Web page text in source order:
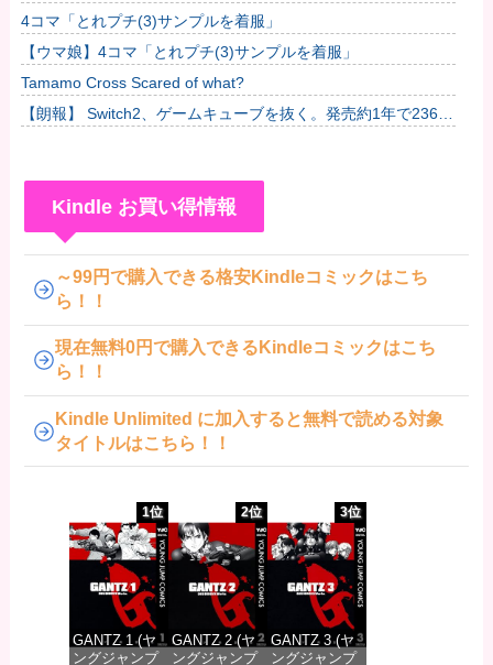
どと誹謗中傷され配信中に泣き出してしまう
4コマ「とれプチ(3)サンプルを着服」
【ウマ娘】4コマ「とれプチ(3)サンプルを着服」
Tamamo Cross Scared of what?
【朗報】 Switch2、ゲームキューブを抜く。発売約1年で2368
Kindle お買い得情報
～99円で購入できる格安Kindleコミックはこち
ら！！
現在無料0円で購入できるKindleコミックはこち
ら！！
Kindle Unlimited に加入すると無料で読める対象
タイトルはこちら！！
1位
GANTZ 1 (ヤ
ングジャンプ
2位
GANTZ 2 (ヤ
ングジャンプ
3位
GANTZ 3 (ヤ
ングジャンプ